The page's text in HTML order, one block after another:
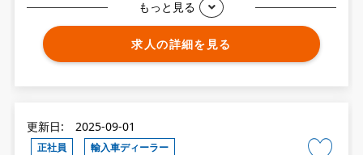
もっと見る
求人の詳細を見る
更新日: 2025-09-01
正社員 輸入車ディーラー